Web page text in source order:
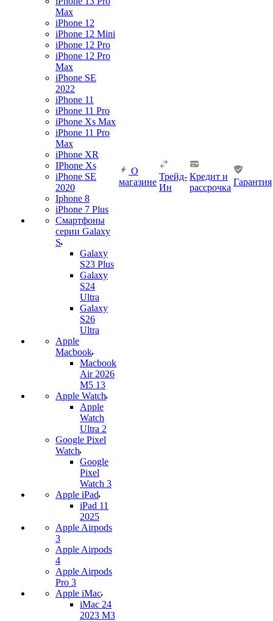
Max
iPhone 12
iPhone 12 Mini
iPhone 12 Pro
iPhone 12 Pro
Max
iPhone SE
2022
iPhone 11
iPhone 11 Pro
iPhone Xs Max
iPhone 11 Pro
Max
iPhone XR
IPhone Xs
iPhone SE
2020
Iphone 8
iPhone 7 Plus
Смартфоны
серии Galaxy
S
Galaxy
S23 Plus
Galaxy
S24
Ultra
Galaxy
S26
Ultra
Apple
Macbook
Macbook
Air 2026
M5 13
Apple Watch
Apple
Watch
Ultra 2
Google Pixel
Watch
Google
Pixel
Watch 3
Apple iPad
iPad 11
2025
Apple Airpods
3
Apple Airpods
4
Apple Airpods
Pro 3
Apple iMac
iMac 24
2023 M3
О
магазине
Трейд-
Ин
Кредит и
рассрочка
Гарантия